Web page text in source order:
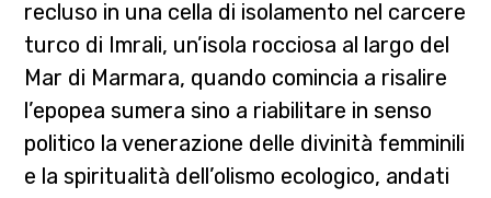
recluso in una cella di isolamento nel carcere
turco di Imrali, un’isola rocciosa al largo del
Mar di Marmara, quando comincia a risalire
l’epopea sumera sino a riabilitare in senso
politico la venerazione delle divinità femminili
e la spiritualità dell’olismo ecologico, andati